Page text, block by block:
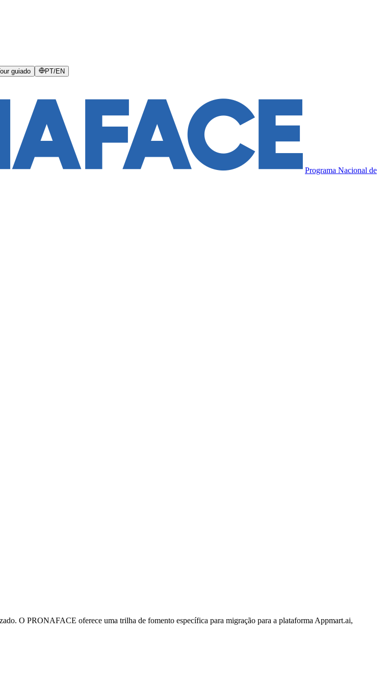
guiado PT/EN
Programa Nacional de
O PRONAFACE oferece uma trilha de fomento específica para migração para a plataforma Appmart.ai,